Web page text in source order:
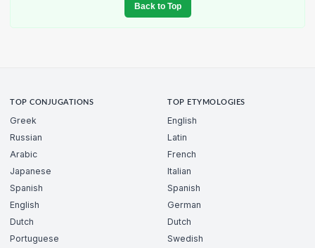
Back to Top
TOP CONJUGATIONS
Greek
Russian
Arabic
Japanese
Spanish
English
Dutch
Portuguese
TOP ETYMOLOGIES
English
Latin
French
Italian
Spanish
German
Dutch
Swedish